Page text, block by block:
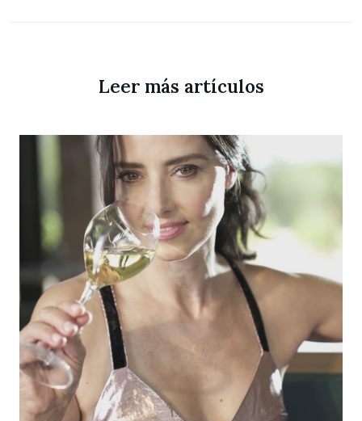
Leer más artículos